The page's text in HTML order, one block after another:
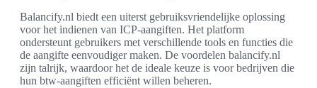
Balancify.nl biedt een uiterst gebruiksvriendelijke oplossing
voor het indienen van ICP-aangiften. Het platform
ondersteunt gebruikers met verschillende tools en functies die
de aangifte eenvoudiger maken. De voordelen balancify.nl
zijn talrijk, waardoor het de ideale keuze is voor bedrijven die
hun btw-aangiften efficiënt willen beheren.